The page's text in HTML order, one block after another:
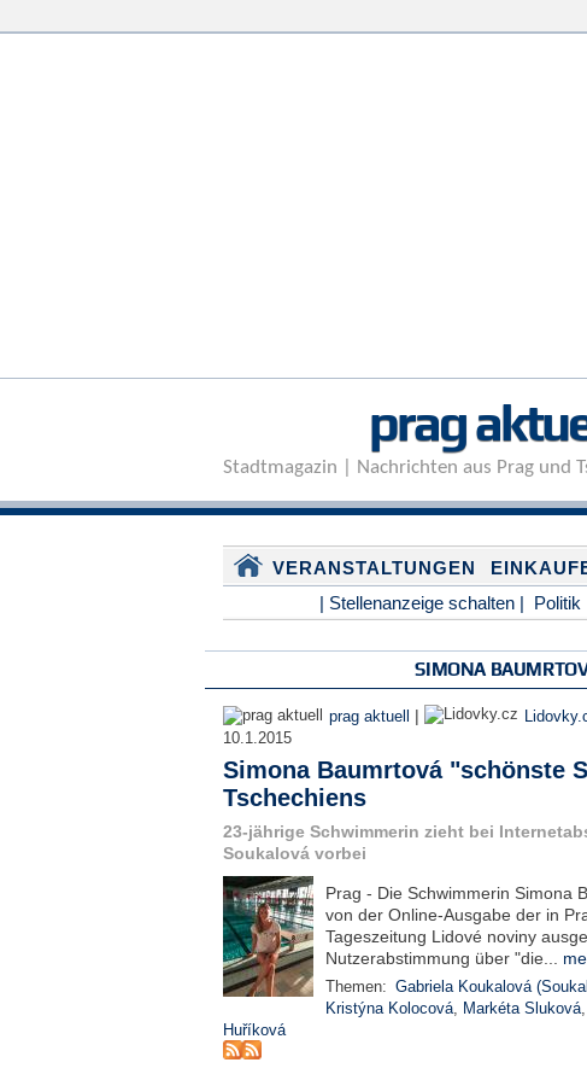
prag
Stadtmagazin | Nachrichten aus Prag und
VERANSTALTUNGEN
| Stellenanzeige schalten | Politik
SIMONA
prag aktuell |
10.1.2015
Simona Baumrtová "schönste
Tschechiens
23-jährige Schwimmerin zieht bei
Soukalová vorbei
Prag - Die Schwimmerin Simona
von der Online-Ausgabe der in
Tageszeitung Lidové noviny
Nutzerabstimmung über "die...
Themen: Gabriela Koukalová
Kristýna Kolocová, Markéta Sluková,
Huříková